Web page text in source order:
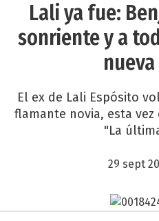
Lali ya fue:
sonriente y a
El ex de Lali Espósito
flamante novia, esta
"La
29 sept